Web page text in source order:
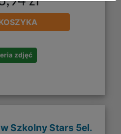
zdjęć
Szkolny Stars 5el.